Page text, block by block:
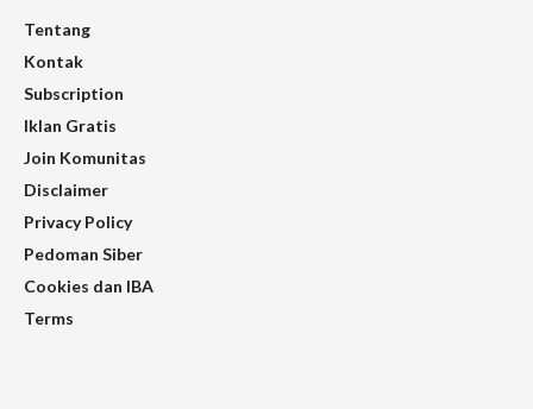
Tentang
Kontak
Subscription
Iklan Gratis
Join Komunitas
Disclaimer
Privacy Policy
Pedoman Siber
Cookies dan IBA
Terms